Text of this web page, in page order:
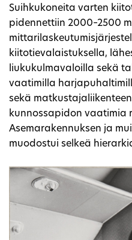
Suihkukoneita varten
pidennettiin 2000–2500
kiitotievalaistuksella,
liukukulmavaloilla sekä
vaatimilla
sekä
kunnossapidon vaatimia
Asemarakennuksen ja
muodostui selkeä